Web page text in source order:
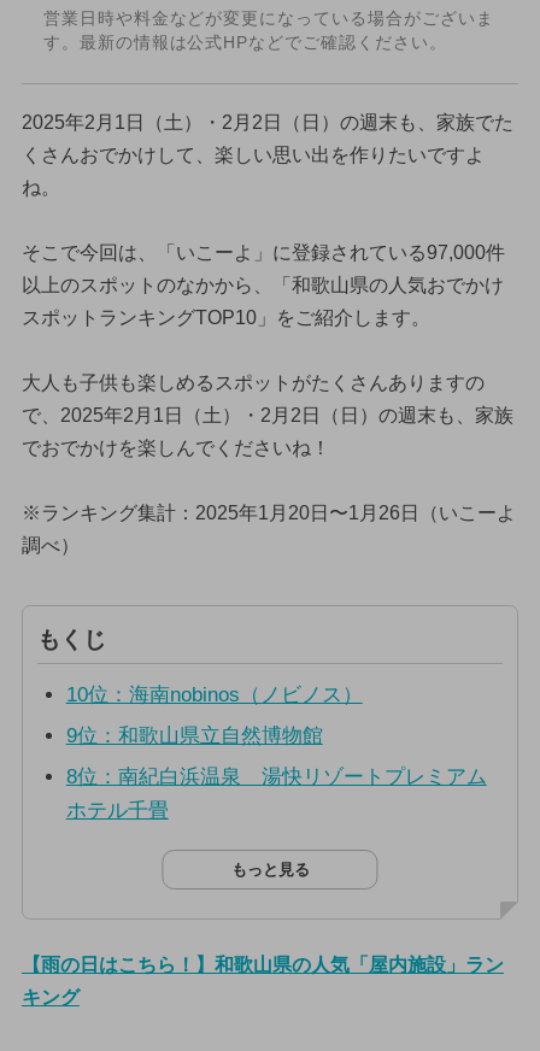
営業日時や料金などが変更になっている場合がございま
す。最新の情報は公式HPなどでご確認ください。
2025年2月1日（土）・2月2日（日）の週末も、家族でた
くさんおでかけして、楽しい思い出を作りたいですよ
ね。
そこで今回は、「いこーよ」に登録されている97,000件
以上のスポットのなかから、「和歌山県の人気おでかけ
スポットランキングTOP10」をご紹介します。
大人も子供も楽しめるスポットがたくさんありますの
で、2025年2月1日（土）・2月2日（日）の週末も、家族
でおでかけを楽しんでくださいね！
※ランキング集計：2025年1月20日〜1月26日（いこーよ
調べ）
もくじ
10位：海南nobinos（ノビノス）
9位：和歌山県立自然博物館
8位：南紀白浜温泉 湯快リゾートプレミアム
ホテル千畳
もっと見る
【雨の日はこちら！】和歌山県の人気「屋内施設」ラン
キング